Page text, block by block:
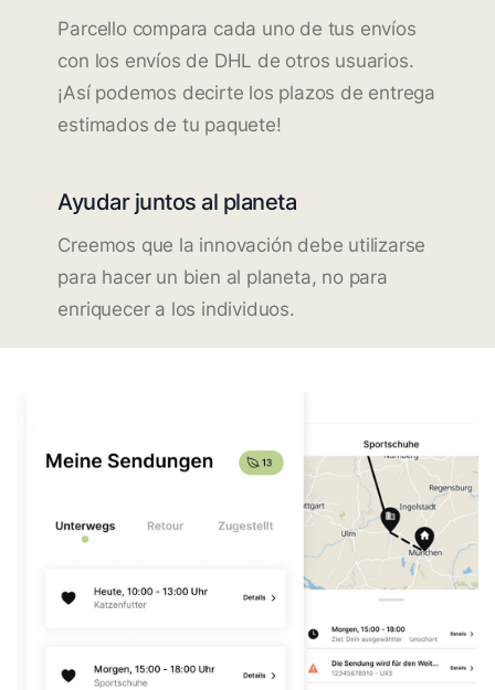
Parcello compara cada uno de tus envíos
con los envíos de DHL de otros usuarios.
¡Así podemos decirte los plazos de entrega
estimados de tu paquete!
Ayudar juntos al planeta
Creemos que la innovación debe utilizarse
para hacer un bien al planeta, no para
enriquecer a los individuos.